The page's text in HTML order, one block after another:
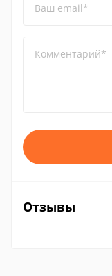
Ваш email*
Комментарий*
Отзывы